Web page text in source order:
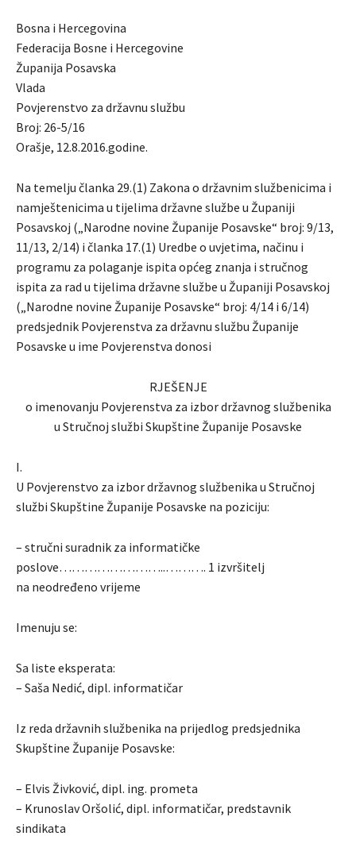
Bosna i Hercegovina
Federacija Bosne i Hercegovine
Županija Posavska
Vlada
Povjerenstvo za državnu službu
Broj: 26-5/16
Orašje, 12.8.2016.godine.
Na temelju članka 29.(1) Zakona o državnim službenicima i
namještenicima u tijelima državne službe u Županiji
Posavskoj („Narodne novine Županije Posavske“ broj: 9/13,
11/13, 2/14) i članka 17.(1) Uredbe o uvjetima, načinu i
programu za polaganje ispita općeg znanja i stručnog
ispita za rad u tijelima državne službe u Županiji Posavskoj
(„Narodne novine Županije Posavske“ broj: 4/14 i 6/14)
predsjednik Povjerenstva za državnu službu Županije
Posavske u ime Povjerenstva donosi
RJEŠENJE
o imenovanju Povjerenstva za izbor državnog službenika
u Stručnoj službi Skupštine Županije Posavske
I.
U Povjerenstvo za izbor državnog službenika u Stručnoj
službi Skupštine Županije Posavske na poziciju:
– stručni suradnik za informatičke
poslove……………………..………. 1 izvršitelj
na neodređeno vrijeme
Imenuju se:
Sa liste eksperata:
– Saša Nedić, dipl. informatičar
Iz reda državnih službenika na prijedlog predsjednika
Skupštine Županije Posavske:
– Elvis Živković, dipl. ing. prometa
– Krunoslav Oršolić, dipl. informatičar, predstavnik
sindikata